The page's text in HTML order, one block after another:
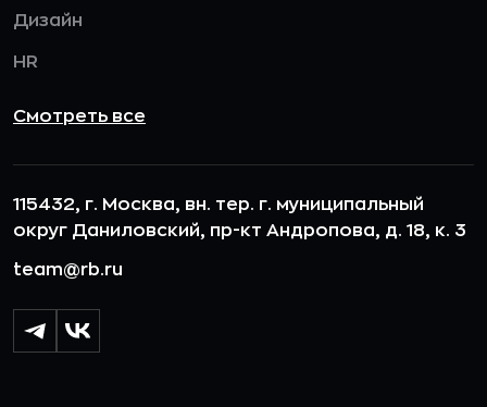
Дизайн
HR
Смотреть все
115432, г. Москва, вн. тер. г. муниципальный
округ Даниловский, пр-кт Андропова, д. 18, к. 3
team@rb.ru